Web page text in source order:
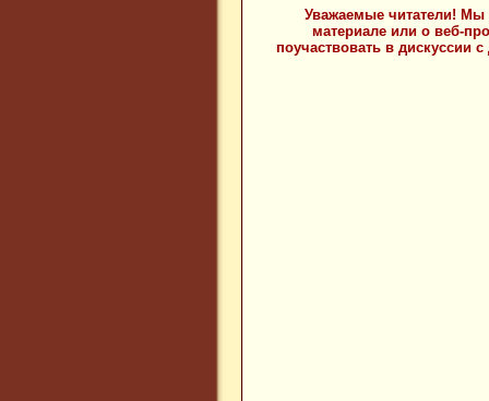
Уважаемые читатели! Мы
материале или о веб-
поучаствовать в дискуссии